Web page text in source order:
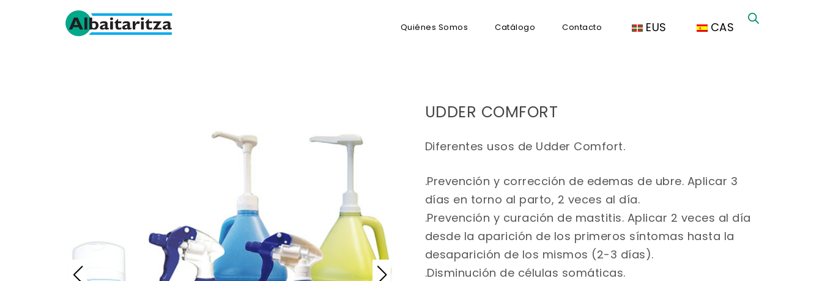
Quiénes Somos Catálogo Contacto EUS CAS
UDDER COMFORT
Diferentes usos de Udder Comfort.
.Prevención y corrección de edemas de ubre. Aplicar 3
días en torno al parto, 2 veces al día.
.Prevención y curación de mastitis. Aplicar 2 veces al día
desde la aparición de los primeros síntomas hasta la
desaparición de los mismos (2-3 días).
.Disminución de células somáticas.